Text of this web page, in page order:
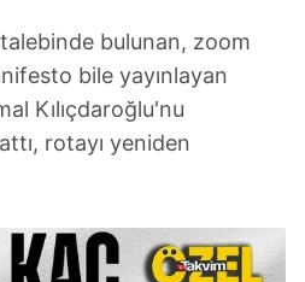
bulunan, zoom
bile yayınlayan
Kılıçdaroğlu'nu
rotayı yeniden